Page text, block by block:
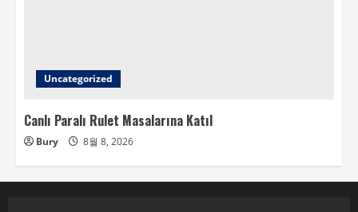
Uncategorized
Canlı Paralı Rulet Masalarına Katıl
Bury 8월 8, 2026